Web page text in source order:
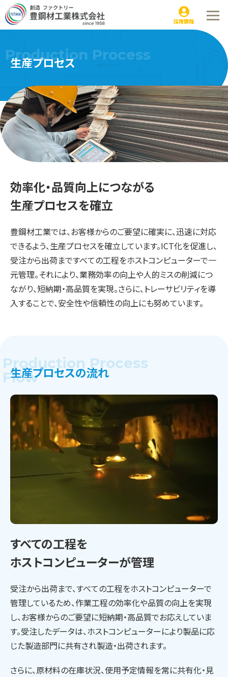
採用情報
生産プロセス
Production Process
生産プロセス
効率化・品質向上につながる
生産プロセスを確立
豊鋼材工業では、お客様からのご要望に確実に、迅速に対応
できるよう、生産プロセスを確立しています。ICT化を促進し、
受注から出荷まですべての工程をホストコンピューターで一
元管理。それにより、業務効率の向上や人的ミスの削減につ
ながり、短納期・高品質を実現。さらに、トレーサビリティを導
入することで、安全性や信頼性の向上にも努めています。
Production Process
Flow
生産プロセスの流れ
すべての工程を
ホストコンピューターが管理
受注から出荷まで、すべての工程をホストコンピューターで
管理しているため、作業工程の効率化や品質の向上を実現
し、お客様からのご要望に短納期・高品質でお応えしていま
す。受注したデータは、ホストコンピューターにより製品に応
じた製造部門に共有され製造・出荷されます。
さらに、原材料の在庫状況、使用予定情報を常に共有化・見